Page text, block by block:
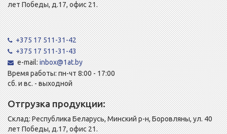
лет Победы, д.17, офис 21.
+375 17 511-31-42
+375 17 511-31-43
e-mail:inbox@1at.by
Время работы: пн-чт 8:00 - 17:00
сб. и вс. - выходной
Отгрузка продукции:
Склад: Республика Беларусь, Минский р-н, Боровляны, ул. 40
лет Победы, д.17, офис 21.